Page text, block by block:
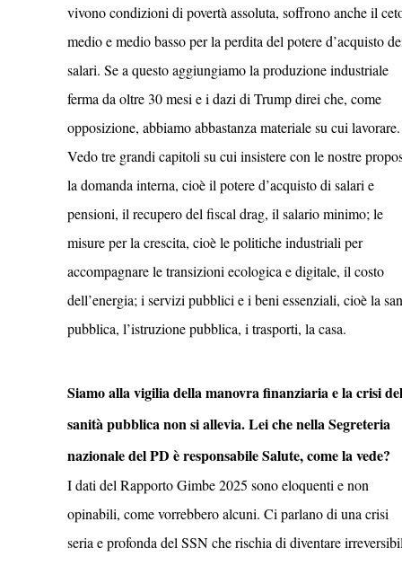
vivono condizioni di povertà assoluta, soffrono anche il
medio e medio basso per la perdita del potere d’acquisto
salari. Se a questo aggiungiamo la produzione industriale
ferma da oltre 30 mesi e i dazi di Trump direi che, come
opposizione, abbiamo abbastanza materiale su cui lavorare.
Vedo tre grandi capitoli su cui insistere con le nostre
la domanda interna, cioè il potere d’acquisto di salari e
pensioni, il recupero del fiscal drag, il salario minimo; le
misure per la crescita, cioè le politiche industriali per
accompagnare le transizioni ecologica e digitale, il costo
dell’energia; i servizi pubblici e i beni essenziali, cioè la
pubblica, l’istruzione pubblica, i trasporti, la casa.
Siamo alla vigilia della manovra finanziaria e la crisi
sanità pubblica non si allevia. Lei che nella Segreteria
nazionale del PD è responsabile Salute, come la vede?
I dati del Rapporto Gimbe 2025 sono eloquenti e non
opinabili, come vorrebbero alcuni. Ci parlano di una crisi
seria e profonda del SSN che rischia di diventare